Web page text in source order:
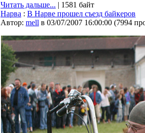
Читать дальше... | 1581 байт
Нарва : В Нарве прошел съезд байкеров
Автор: mell в 03/07/2007 16:00:00 (7994